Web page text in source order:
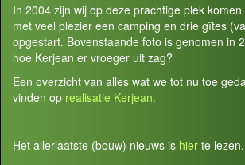
In 2004 zijn wij op deze prachtige plek
met veel plezier een camping en drie gîtes
opgestart. Bovenstaande foto is genomen in
hoe Kerjean er vroeger uit zag?
Een overzicht van alles wat we tot nu toe
vinden op realisatie Kerjean.
Het allerlaatste (bouw) nieuws is hier te lezen.